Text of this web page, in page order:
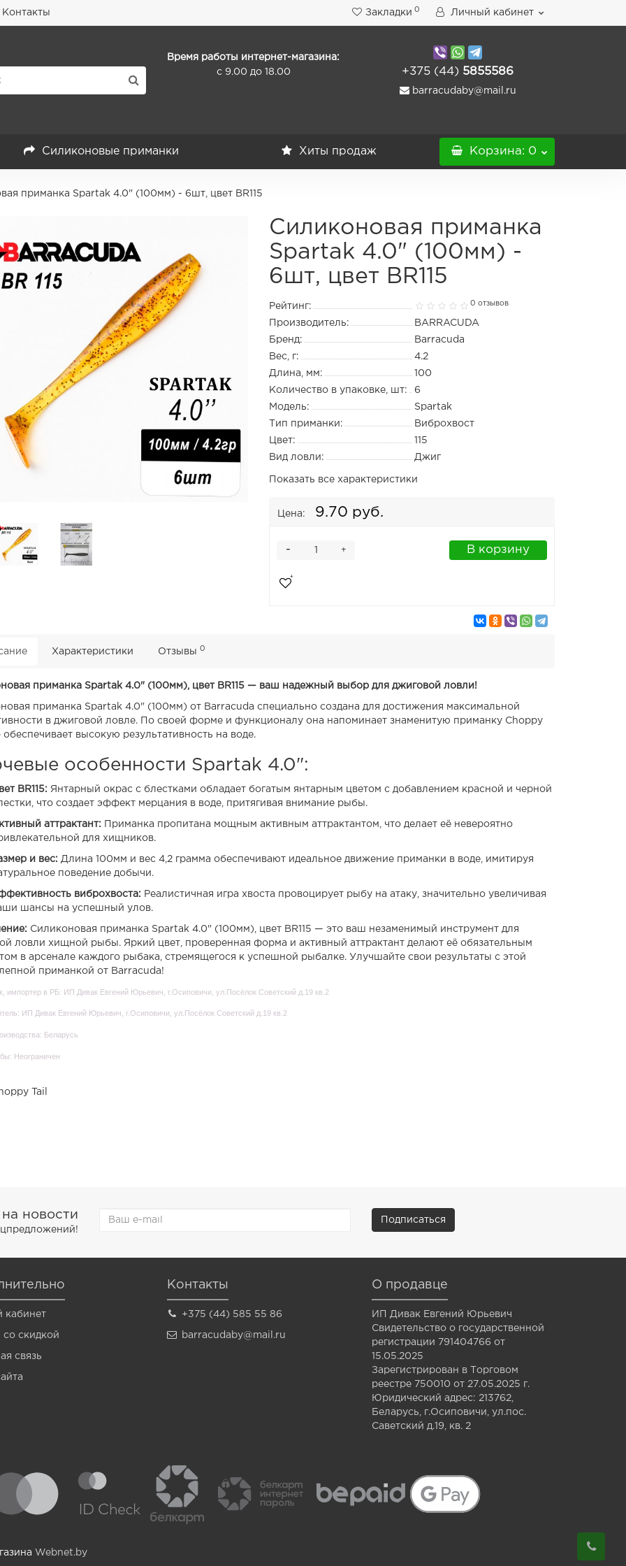
Контакты Закладки 0 Личный кабинет
Время работы интернет-магазина:
с 9.00 до 18.00
+375 (44) 5855586
barracudaby@mail.ru
Силиконовые приманки Хиты продаж Корзина: 0
приманка Spartak 4.0" (100мм) - 6шт, цвет BR115
Силиконовая приманка
Spartak 4.0" (100мм) -
6шт, цвет BR115
Рейтинг: 0 отзывов
Производитель:
BARRACUDA
Бренд:
Barracuda
Вес, г:
4.2
Длина, мм:
100
Количество в упаковке, шт:
6
Модель:
Spartak
Тип приманки:
Виброхвост
Цвет:
115
Вид ловли:
Джиг
Показать все характеристики
Цена: 9.70 руб.
+
- В корзину
Характеристики Отзывы 0
приманка Spartak 4.0" (100мм), цвет BR115 — ваш надежный выбор для джиговой ловли!
приманка Spartak 4.0" (100мм) от Barracuda специально создана для достижения максимальной
в джиговой ловле. По своей форме и функционалу она напоминает знаменитую приманку Choppy
обеспечивает высокую результативность на воде.
особенности Spartak 4.0":
BR115: Янтарный окрас с блестками обладает богатым янтарным цветом с добавлением красной и черной
что создает эффект мерцания в воде, притягивая внимание рыбы.
аттрактант: Приманка пропитана мощным активным аттрактантом, что делает её невероятно
для хищников.
и вес: Длина 100мм и вес 4,2 грамма обеспечивают идеальное движение приманки в воде, имитируя
поведение добычи.
виброхвоста: Реалистичная игра хвоста провоцирует рыбу на атаку, значительно увеличивая
шансы на успешный улов.
Силиконовая приманка Spartak 4.0" (100мм), цвет BR115 — это ваш незаменимый инструмент для
ловли хищной рыбы. Яркий цвет, проверенная форма и активный аттрактант делают её обязательным
в арсенале каждого рыбака, стремящегося к успешной рыбалке. Улучшайте свои результаты с этой
приманкой от Barracuda!
импортер в РБ: ИП Дивак Евгений Юрьевич, г.Осиповичи, ул.Посёлок Советский д.19 кв.2
ИП Дивак Евгений Юрьевич, г.Осиповичи, ул.Посёлок Советский д.19 кв.2
Беларусь
Неограничен
Tail
на новости Подписаться
кабинет
со скидкой
связь
Контакты
+375 (44) 585 55 86
barracudaby@mail.ru
О продавце
ИП Дивак Евгений Юрьевич
Свидетельство о государственной
регистрации 791404766 от
15.05.2025
Зарегистрирован в Торговом
реестре 750010 от 27.05.2025 г.
Юридический адрес: 213762,
Беларусь, г.Осиповичи, ул.пос.
Саветский д.19, кв. 2
Webnet.by